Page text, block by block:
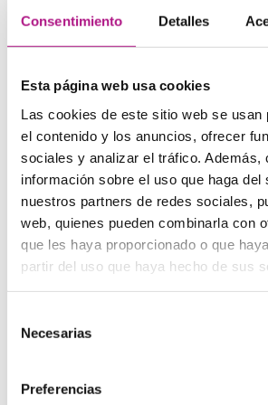
Consentimiento Detalles
Esta página web usa cookies
Las cookies de este sitio web se usan
el contenido y los anuncios, ofrecer
sociales y analizar el tráfico. Además,
información sobre el uso que haga del
nuestros partners de redes sociales,
web, quienes pueden combinarla con
que les haya proporcionado o que
partir del uso que haya hecho de sus
Necesarias
Preferencias
Turn right/left– gira a la derecha/
Follow me– Sígueme
Go straight ahead– sigue recto
de/detrás/enfrente de.
Inglés para viajar.
vocabulario
Te presentamos algunas frases y
ampliar tu inglés para variar.
en cuenta el poder resolver y
situaciones.
Can you translate this for me?
–
–
decir eso?